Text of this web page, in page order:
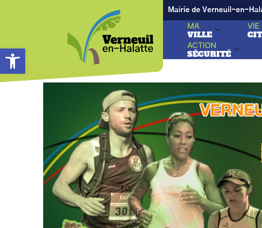
Ouvrir la barre d’outils
Mairie de Verneuil-en-
MA
VILLE
VIE
ACTION
SÉCURITÉ